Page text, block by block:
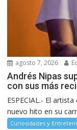
agosto 7, 2026
Andrés Nipas
con sus más
ESPECIAL.- El
nuevo hito en su
Curiosidades y